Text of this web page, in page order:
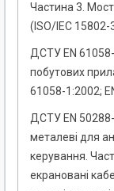
Частина 3.
(ISO/IEC 15802-
ДСТУ EN
побутових
61058-1:2002;
ДСТУ EN 50288-
металеві для
керування.
екрановані